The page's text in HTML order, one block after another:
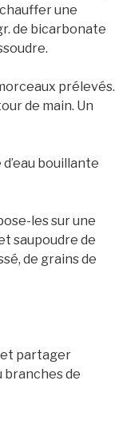
une
de bicarbonate
prélevés.
de main. Un
bouillante
les sur une
saupoudre de
de grains de
et partager
branches de